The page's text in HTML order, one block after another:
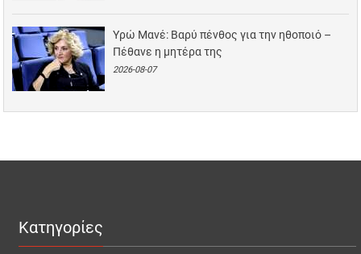
Υρώ Μανέ: Βαρύ πένθος για την ηθοποιό –
Πέθανε η μητέρα της
2026-08-07
Κατηγορίες